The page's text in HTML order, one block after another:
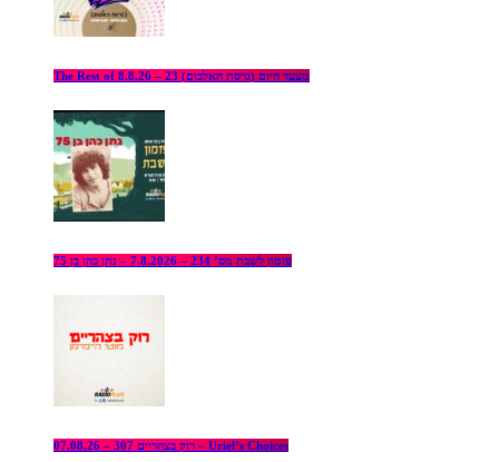
The Rest of מצעד היום (גרסת האלבום) 23 – 8.8.26
פזמון לשבת מס’ 234 – 7.8.2026 – נתן כהן בן 75
רוק בצהריים 307 – 07.08.26 – Uriel’s Choices